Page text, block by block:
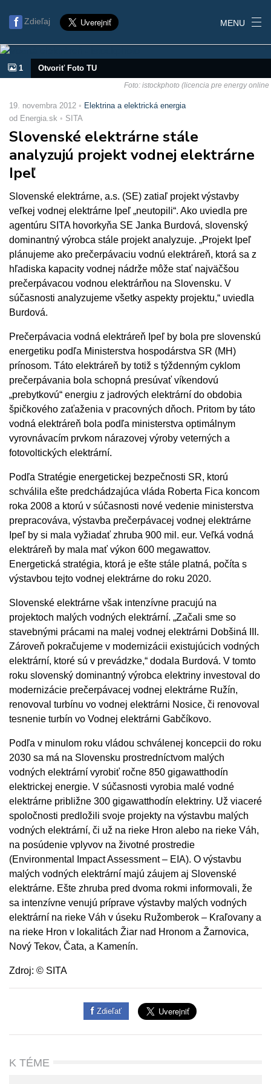
Zdieľaj MENU
1 Otvoriť Foto TU
Foto: istockphoto (licencia pre energy online
19. novembra 2012
Elektrina a elektrická energia
od Energia.sk
SITA
Slovenské elektrárne stále
analyzujú projekt vodnej elektrárne
Ipeľ
Slovenské elektrárne, a.s. (SE) zatiaľ projekt výstavby
veľkej vodnej elektrárne Ipeľ „neutopili“. Ako uviedla pre
agentúru SITA hovorkyňa SE Janka Burdová, slovenský
dominantný výrobca stále projekt analyzuje. „Projekt Ipeľ
plánujeme ako prečerpávaciu vodnú elektráreň, ktorá sa z
hľadiska kapacity vodnej nádrže môže stať najväčšou
prečerpávacou vodnou elektrárňou na Slovensku. V
súčasnosti analyzujeme všetky aspekty projektu,“ uviedla
Burdová.
Prečerpávacia vodná elektráreň Ipeľ by bola pre slovenskú
energetiku podľa Ministerstva hospodárstva SR (MH)
prínosom. Táto elektráreň by totiž s týždenným cyklom
prečerpávania bola schopná presúvať víkendovú
„prebytkovú“ energiu z jadrových elektrární do obdobia
špičkového zaťaženia v pracovných dňoch. Pritom by táto
vodná elektráreň bola podľa ministerstva optimálnym
vyrovnávacím prvkom nárazovej výroby veterných a
fotovoltických elektrární.
Podľa Stratégie energetickej bezpečnosti SR, ktorú
schválila ešte predchádzajúca vláda Roberta Fica koncom
roka 2008 a ktorú v súčasnosti nové vedenie ministerstva
prepracováva, výstavba prečerpávacej vodnej elektrárne
Ipeľ by si mala vyžiadať zhruba 900 mil. eur. Veľká vodná
elektráreň by mala mať výkon 600 megawattov.
Energetická stratégia, ktorá je ešte stále platná, počíta s
výstavbou tejto vodnej elektrárne do roku 2020.
Slovenské elektrárne však intenzívne pracujú na
projektoch malých vodných elektrární. „Začali sme so
stavebnými prácami na malej vodnej elektrárni Dobšiná III.
Zároveň pokračujeme v modernizácii existujúcich vodných
elektrární, ktoré sú v prevádzke,“ dodala Burdová. V tomto
roku slovenský dominantný výrobca elektriny investoval do
modernizácie prečerpávacej vodnej elektrárne Ružín,
renovoval turbínu vo vodnej elektrárni Nosice, či renovoval
tesnenie turbín vo Vodnej elektrárni Gabčíkovo.
Podľa v minulom roku vládou schválenej koncepcii do roku
2030 sa má na Slovensku prostredníctvom malých
vodných elektrární vyrobiť ročne 850 gigawatthodín
elektrickej energie. V súčasnosti vyrobia malé vodné
elektrárne približne 300 gigawatthodín elektriny. Už viaceré
spoločnosti predložili svoje projekty na výstavbu malých
vodných elektrární, či už na rieke Hron alebo na rieke Váh,
na posúdenie vplyvov na životné prostredie
(Environmental Impact Assessment – EIA). O výstavbu
malých vodných elektrární majú záujem aj Slovenské
elektrárne. Ešte zhruba pred dvoma rokmi informovali, že
sa intenzívne venujú príprave výstavby malých vodných
elektrární na rieke Váh v úseku Ružomberok – Kraľovany a
na rieke Hron v lokalitách Žiar nad Hronom a Žarnovica,
Nový Tekov, Čata, a Kamenín.
Zdroj: © SITA
Zdieľať
K TÉME